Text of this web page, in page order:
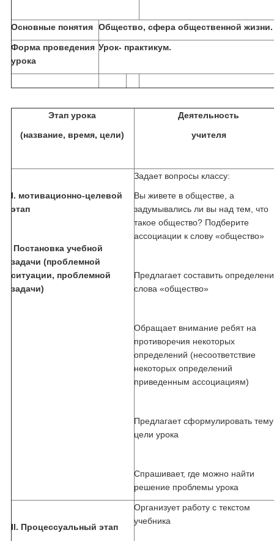
Основные понятия Общество, сфера общественной жизни.
Форма проведения
урока
Урок- практикум.
Этап урока
(название, время, цели)
Деятельность
учителя
I. мотивационно-целевой
этап
Постановка учебной
задачи (проблемной
ситуации, проблемной
задачи)
Задает вопросы классу:
Вы живете в обществе, а
задумывались ли вы над тем, что
такое общество? Подберите
ассоциации к слову «общество»
Предлагает составить
слова «общество»
Обращает внимание ребят на
противоречия некоторых
определений (несоответствие
некоторых определений
приведенным ассоциациям)
Предлагает сформулировать
цели урока
Спрашивает, где можно найти
решение проблемы урока
II. Процессуальный этап
Организует работу с текстом
учебника